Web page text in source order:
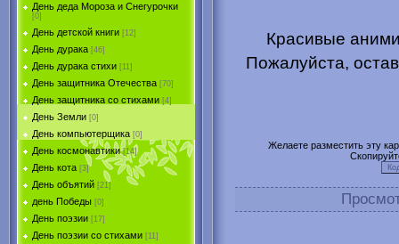
День деда Мороза и Снегурочки
[0]
День детской книги [12]
День дурака [46]
День дурака стихи [11]
День защитника Отечества [70]
День защитника со стихами [4]
День Земли [0]
День компьютерщика [0]
День космонавтики [14]
День кота [3]
День объятий [21]
день Победы [0]
День поэзии [17]
День поэзии со стихами [11]
Красивые
Пожалуйста,
Желаете разместить эту